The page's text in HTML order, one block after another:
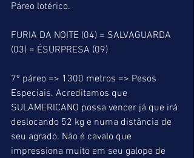
Páreo lotérico.
FURIA DA NOITE (04) = SALVAGUARDA
(03) = ÉSURPRESA (09)
7º páreo => 1300 metros => Pesos
Especiais. Acreditamos que
SULAMERICANO possa vencer já que irá
deslocando 52 kg e numa distância de
seu agrado. Não é cavalo que
impressiona muito em seu galope de